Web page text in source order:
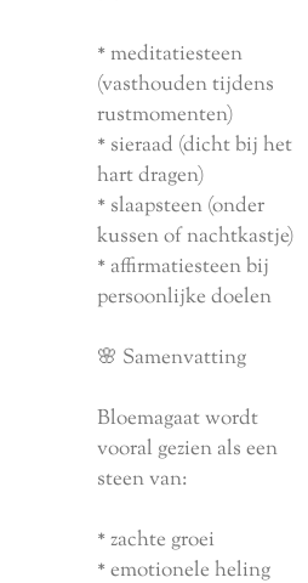
* meditatiesteen
(vasthouden tijdens
rustmomenten)
* sieraad (dicht bij het
hart dragen)
* slaapsteen (onder
kussen of nachtkastje)
* affirmatiesteen bij
persoonlijke doelen
🌸 Samenvatting
Bloemagaat wordt
vooral gezien als een
steen van:
* zachte groei
* emotionele heling